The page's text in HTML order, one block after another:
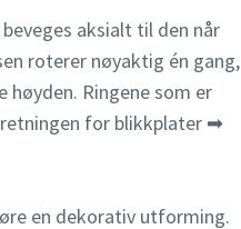
aksialt til den når
roterer nøyaktig én gang,
Ringene som er
for blikkplater ➡
en dekorativ utforming.